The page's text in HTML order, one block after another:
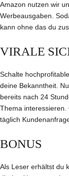
Amazon nutzen wir
Werbeausgaben.
kann ohne das du
VIRALE
Schalte
deine Bekanntheit.
bereits nach 24
Thema interessieren.
täglich
BONUS
Als Leser erhältst du